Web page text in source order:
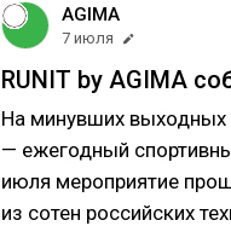
AGIMA
7 июля
RUNIT by AGIMA
На минувших выходных
— ежегодный
июля мероприятие
из сотен российских